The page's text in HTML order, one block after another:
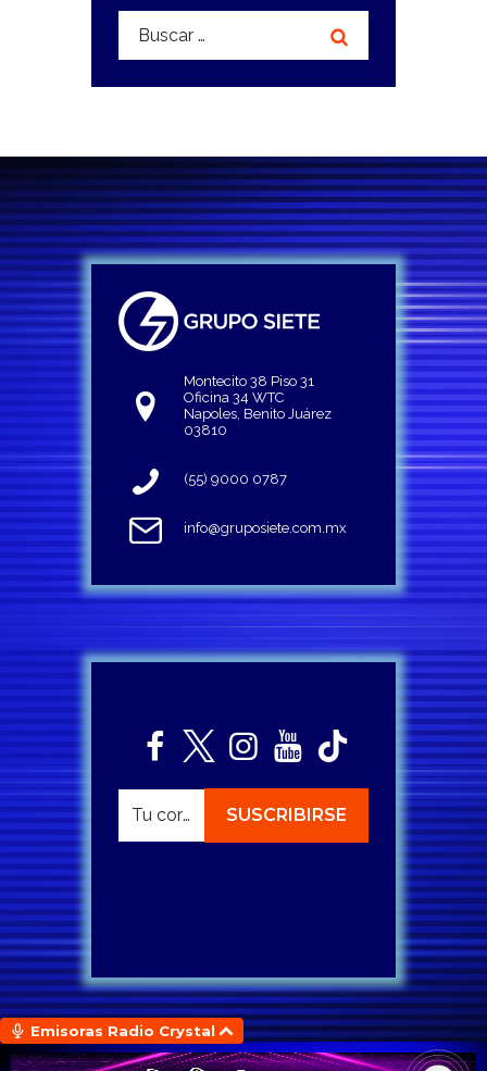
Buscar:
Montecito 38 Piso 31
Oficina 34 WTC
Napoles, Benito Juárez
03810
(55) 9000 0787
info@gruposiete.com.mx
Emisoras Radio Crystal